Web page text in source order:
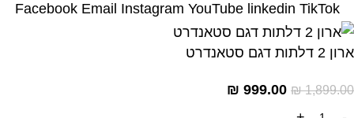
Facebook Email Instagram YouTube linkedin TikTok
ארון 2 דלתות דגם סטאנדרט
1,899.00
₪
999.00
₪